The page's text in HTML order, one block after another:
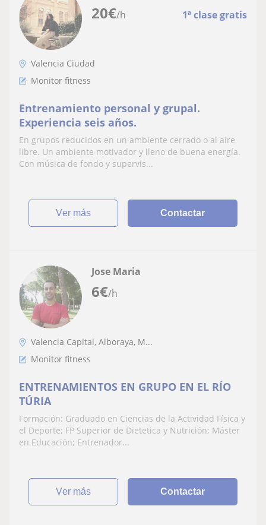
20€/h 1ª clase gratis
Valencia Ciudad
Monitor fitness
Entrenamiento personal y grupal.
Experiencia seis años.
En grupos reducidos en un ambiente cerrado o al aire
libre. Un ambiente motivador y lleno de buena energía.
Con música de fondo y supervis...
ver más Contactar
6€/h
Jose Maria
Valencia Capital, Alboraya, M...
Monitor fitness
ENTRENAMIENTOS EN GRUPO EN EL RÍO
TÚRIA
Formación: Graduado en Ciencias de la Actividad Física y
el Deporte; FP Superior de Dietetica y Nutrición; Máster
en Educación; Entrenador...
ver más Contactar